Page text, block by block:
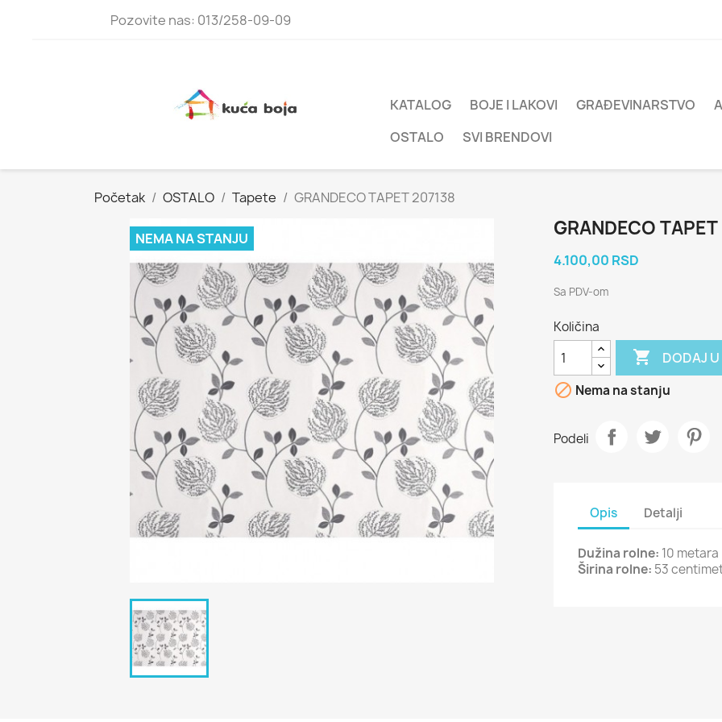
Pozovite nas: 013/258-09-09
KATALOG BOJE I LAKOVI GRAĐEVINARSTVO
OSTALO
SVI BRENDOVI
Početak OSTALO Tapete GRANDECO TAPET 207138
NEMA NA STANJU GRANDECO
4.100,00 RSD
Sa PDV-om
Količina
 DODAJ
 Nema na stanju
Podeli
Opis Detalji
Dužina rolne: 10 metara
Širina rolne: 53